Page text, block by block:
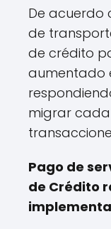
De acuerdo
de
de crédito
aumentado
migrar
Pago de
de Crédito